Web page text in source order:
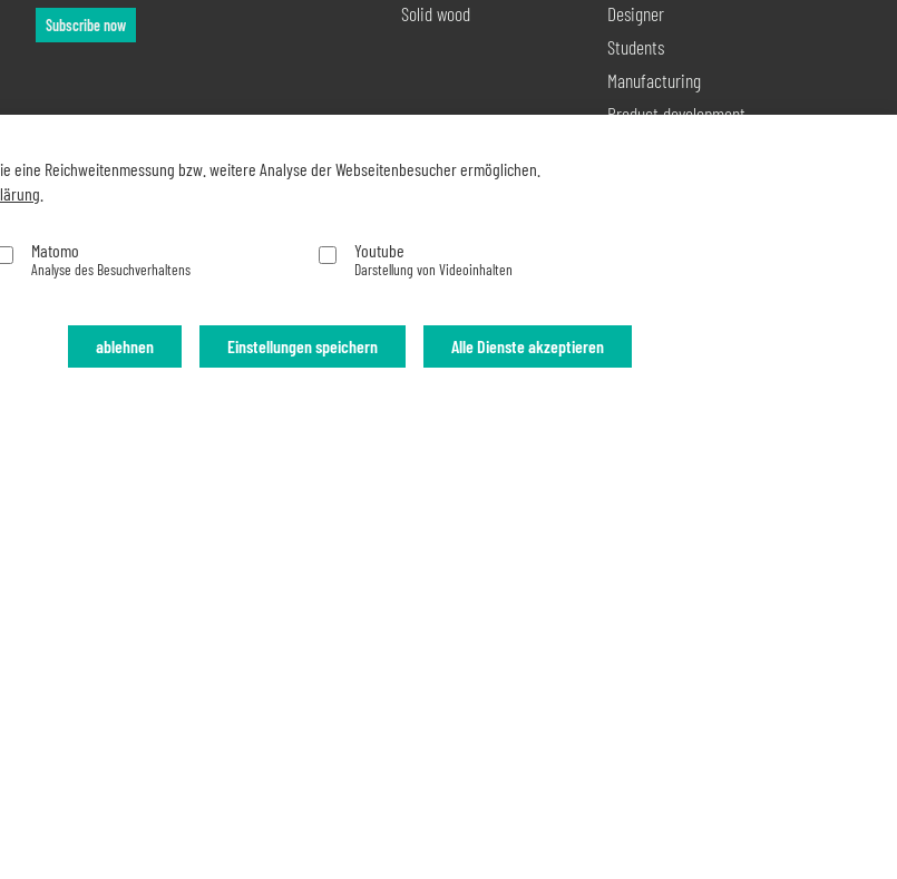
Subscribe now
Solid wood
Designer
Students
Manufacturing
Product development
eine Reichweitenmessung bzw. weitere Analyse der Webseitenbesucher ermöglichen.
Matomo
Analyse des Besuchverhaltens
Youtube
Darstellung von Videoinhalten
Alle Dienste akzeptieren
Einstellungen speichern
ablehnen